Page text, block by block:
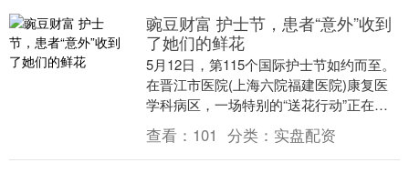
豌豆财富 护士节，患者“意外”收到
了她们的鲜花
5月12日，第115个国际护士节如约而至。
在晋江市医院(上海六院福建医院)康复医
学科病区，一场特别的“送花行动”正在悄
然上演。不同寻常的是，这一次，不是患
者给护....
查看： 101 分类： 实盘配资